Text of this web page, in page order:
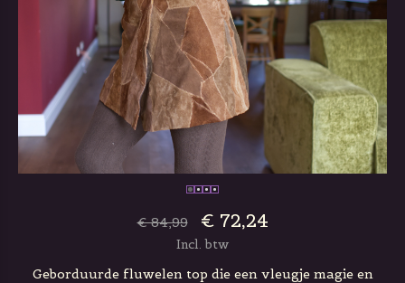
€ 84,99 € 72,24
Incl. btw
Geborduurde fluwelen top die een vleugje magie en